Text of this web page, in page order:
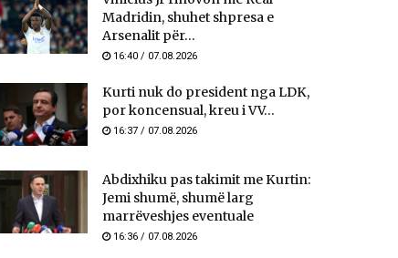
Madridin, shuhet shpresa e
Arsenalit për...
16:40 / 07.08.2026
Kurti nuk do president nga LDK,
por koncensual, kreu i VV...
16:37 / 07.08.2026
Abdixhiku pas takimit me Kurtin:
Jemi shumë, shumë larg
marrëveshjes eventuale
16:36 / 07.08.2026